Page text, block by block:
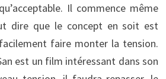
Il commence même
dire que le concept en soit est
faire monter la tension.
est un film intéressant dans son